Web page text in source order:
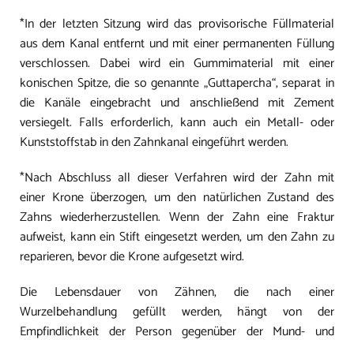
*In der letzten Sitzung wird das provisorische Füllmaterial
aus dem Kanal entfernt und mit einer permanenten Füllung
verschlossen. Dabei wird ein Gummimaterial mit einer
konischen Spitze, die so genannte „Guttapercha“, separat in
die Kanäle eingebracht und anschließend mit Zement
versiegelt. Falls erforderlich, kann auch ein Metall- oder
Kunststoffstab in den Zahnkanal eingeführt werden.
*Nach Abschluss all dieser Verfahren wird der Zahn mit
einer Krone überzogen, um den natürlichen Zustand des
Zahns wiederherzustellen. Wenn der Zahn eine Fraktur
aufweist, kann ein Stift eingesetzt werden, um den Zahn zu
reparieren, bevor die Krone aufgesetzt wird.
Die Lebensdauer von Zähnen, die nach einer
Wurzelbehandlung gefüllt werden, hängt von der
Empfindlichkeit der Person gegenüber der Mund- und